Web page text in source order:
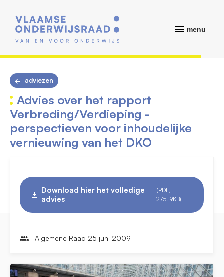
menu
adviezen
Advies over het rapport
Verbreding/Verdieping -
perspectieven voor inhoudelijke
vernieuwing van het DKO
Download hier het volledige
advies
(PDF,
275.19KB)
Algemene Raad 25 juni 2009